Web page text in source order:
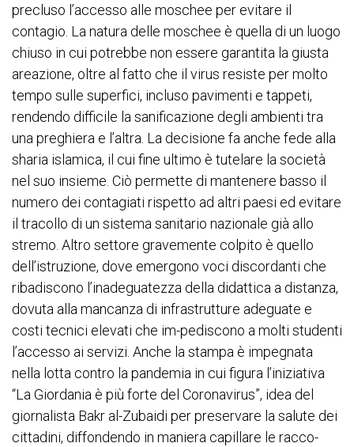
precluso l’accesso alle moschee per evitare il
contagio. La natura delle moschee è quella di un luogo
chiuso in cui potrebbe non essere garantita la giusta
areazione, oltre al fatto che il virus resiste per molto
tempo sulle superfici, incluso pavimenti e tappeti,
rendendo difficile la sanificazione degli ambienti tra
una preghiera e l’altra. La decisione fa anche fede alla
sharia islamica, il cui fine ultimo è tutelare la società
nel suo insieme. Ciò permette di mantenere basso il
numero dei contagiati rispetto ad altri paesi ed evitare
il tracollo di un sistema sanitario nazionale già allo
stremo. Altro settore gravemente colpito è quello
dell’istruzione, dove emergono voci discordanti che
ribadiscono l’inadeguatezza della didattica a distanza,
dovuta alla mancanza di infrastrutture adeguate e
costi tecnici elevati che im-pediscono a molti studenti
l’accesso ai servizi. Anche la stampa è impegnata
nella lotta contro la pandemia in cui figura l’iniziativa
“La Giordania è più forte del Coronavirus”, idea del
giornalista Bakr al-Zubaidi per preservare la salute dei
cittadini, diffondendo in maniera capillare le racco-